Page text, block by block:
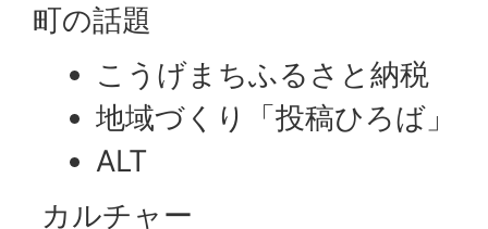
町の話題
こうげまちふるさと納税
地域づくり「投稿ひろば」
ALT
カルチャー